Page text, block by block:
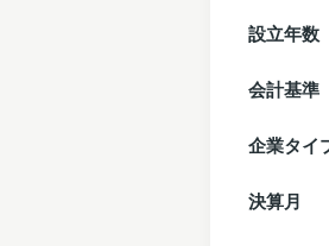
設立年数
会計基準
企業タイ
決算月